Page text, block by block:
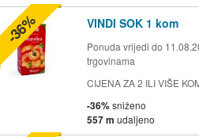
VINDI SOK 1 kom
Ponuda vrijedi do
trgovinama
CIJENA ZA 2 ILI VIŠE
-36%sniženo
557 m udaljeno
-36%